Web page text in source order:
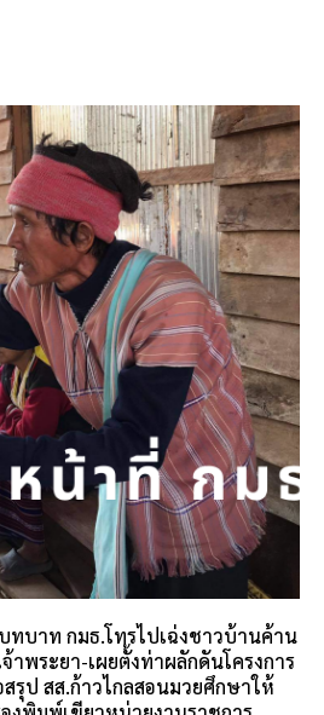
ทบาท กมธ.โทรไปเฉ่งชาวบ้านค้าน
าพระยา-เผยตั้งท่าผลักดันโครงการ
รุป สส.ก้าวไกลสอนมวยศึกษาให้